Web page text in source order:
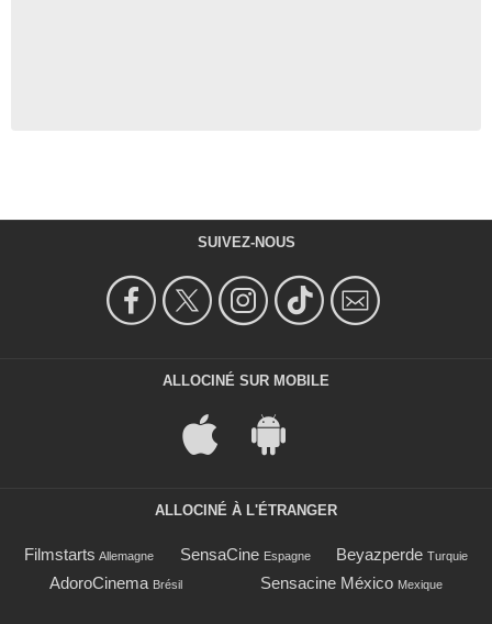
SUIVEZ-NOUS
ALLOCINÉ SUR MOBILE
ALLOCINÉ À L'ÉTRANGER
Filmstarts Allemagne SensaCine Espagne Beyazperde Turquie
AdoroCinema Brésil Sensacine México Mexique